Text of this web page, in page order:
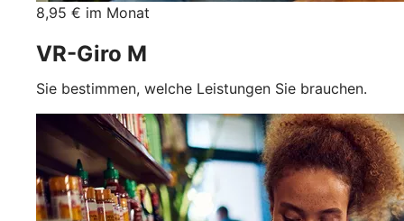
8,95 € im Monat
VR-Giro M
Sie bestimmen, welche Leistungen Sie brauchen.